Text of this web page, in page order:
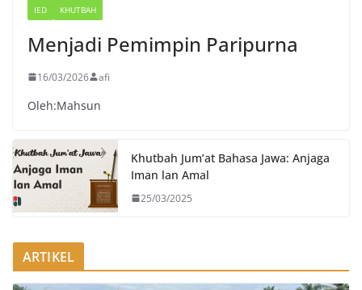
IED KHUTBAH
Menjadi Pemimpin Paripurna
16/03/2026 afi
Oleh:Mahsun
Khutbah Jum’at Bahasa Jawa: Anjaga
Iman lan Amal
25/03/2025
ARTIKEL